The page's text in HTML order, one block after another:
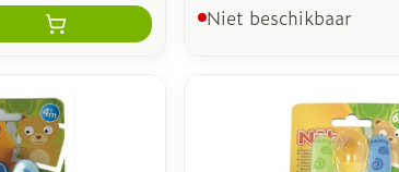
Niet beschikbaar